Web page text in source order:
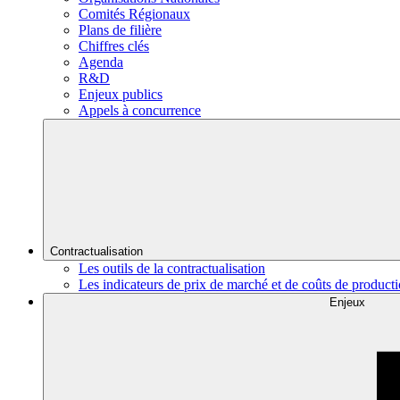
Comités Régionaux
Plans de filière
Chiffres clés
Agenda
R&D
Enjeux publics
Appels à concurrence
Contractualisation
Les outils de la contractualisation
Les indicateurs de prix de marché et de coûts de
Enjeux